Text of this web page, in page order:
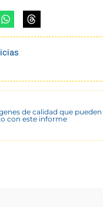
de calidad que
con este informe